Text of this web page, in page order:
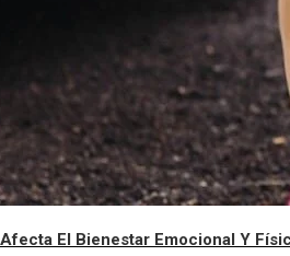
El Bienestar Emocional Y